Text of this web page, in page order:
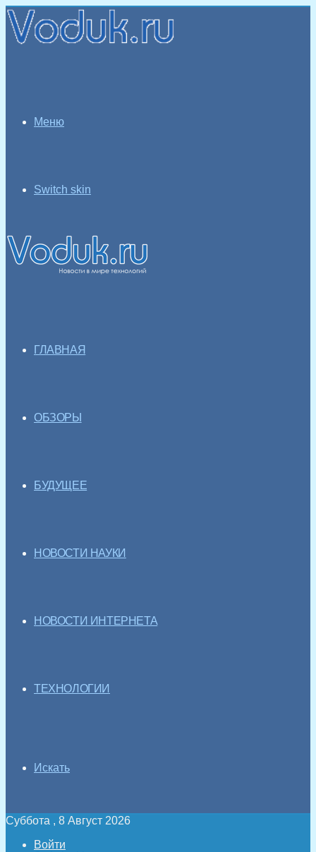
Меню
Switch skin
ГЛАВНАЯ
ОБЗОРЫ
БУДУЩЕЕ
НОВОСТИ НАУКИ
НОВОСТИ ИНТЕРНЕТА
ТЕХНОЛОГИИ
Искать
Суббота , 8 Август 2026
Войти